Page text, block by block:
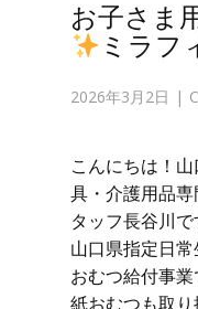
お子さま
ミラフ
2026年3月2日
こんにちは！
具・介護用品
タッフ長谷川で
山口県指定日
おむつ給付事
紙おむつも取